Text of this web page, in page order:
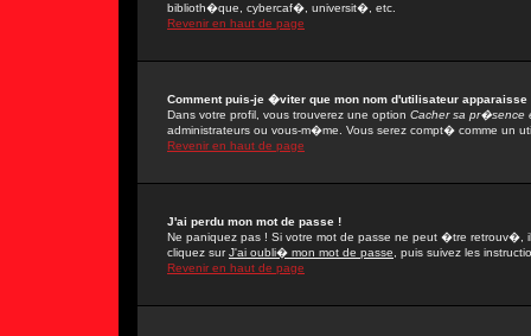
biblioth�que, cybercaf�, universit�, etc.
Revenir en haut de page
Comment puis-je �viter que mon nom d'utilisateur
Dans votre profil, vous trouverez une option Cacher sa pr�sence
administrateurs ou vous-m�me. Vous serez compt� comme un
Revenir en haut de page
J'ai perdu mon mot de passe !
Ne paniquez pas ! Si votre mot de passe ne peut �tre
cliquez surJ'ai oubli� mon mot de passe , puis suivez les
Revenir en haut de page